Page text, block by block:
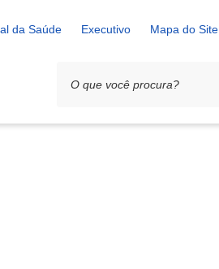
da Saúde Executivo Mapa do Site